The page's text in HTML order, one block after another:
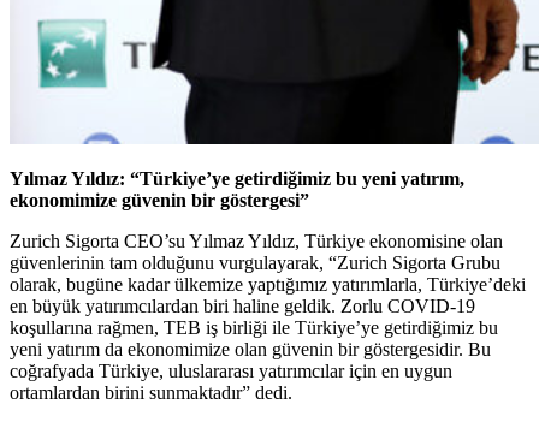
Yılmaz Yıldız: “Türkiye’ye getirdiğimiz bu yeni yatırım,
ekonomimize güvenin bir göstergesi”
Zurich Sigorta CEO’su Yılmaz Yıldız, Türkiye ekonomisine olan
güvenlerinin tam olduğunu vurgulayarak, “Zurich Sigorta Grubu
olarak, bugüne kadar ülkemize yaptığımız yatırımlarla, Türkiye’deki
en büyük yatırımcılardan biri haline geldik. Zorlu COVID-19
koşullarına rağmen, TEB iş birliği ile Türkiye’ye getirdiğimiz bu
yeni yatırım da ekonomimize olan güvenin bir göstergesidir. Bu
coğrafyada Türkiye, uluslararası yatırımcılar için en uygun
ortamlardan birini sunmaktadır” dedi.